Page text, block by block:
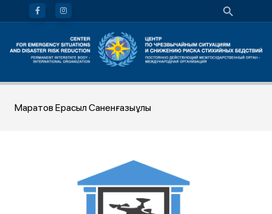
Маратов Ерасыл Саненғазыұлы